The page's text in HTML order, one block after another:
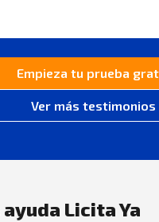
Empieza tu prueba
Ver más testimonios
Licita Ya